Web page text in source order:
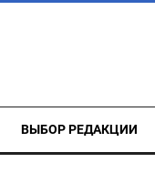
ВЫБОР РЕДАКЦИИ